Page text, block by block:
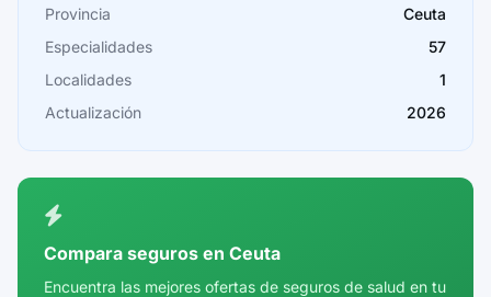
Cádiz
Cantabria
Castellón
Córdoba
Cuenca
Provincia
Ceuta
Especialidades
57
Localidades
1
Actualización
2026
Compara seguros en Ceuta
Encuentra las mejores ofertas de seguros de salud en tu